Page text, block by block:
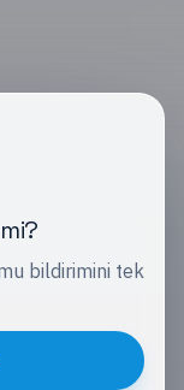
bildirimini tek